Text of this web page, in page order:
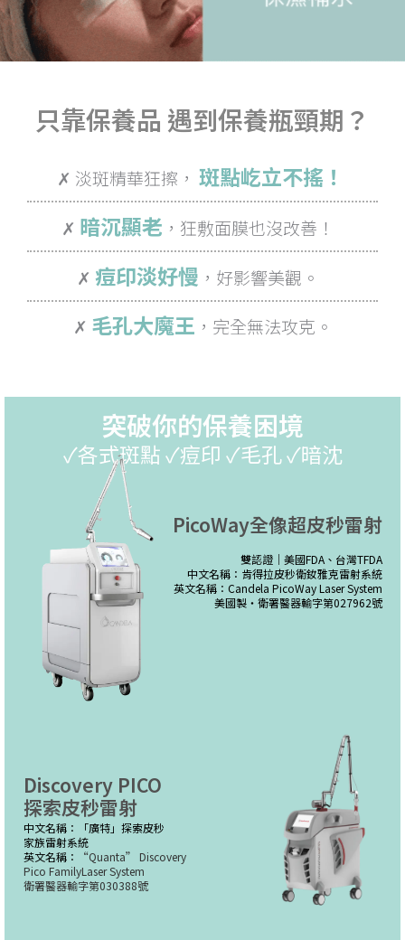
只靠保養品 遇到保養瓶頸期？
✗ 淡斑精華狂擦， 斑點屹立不搖！
✗ 暗沉顯老 ，狂敷面膜也沒改善！
✗ 痘印淡好慢 ，好影響美觀。
✗ 毛孔大魔王 ，完全無法攻克。
突破你的保養困境
✓各式斑點 ✓痘印 ✓毛孔 ✓暗沈
PicoWay全像超皮秒雷射
雙認證｜美國FDA、台灣TFDA
中文名稱：肯得拉皮秒衛釹雅克雷射系統
英文名稱：Candela PicoWay Laser System
美國製・衛署醫器輸字第027962號
Discovery PICO
探索皮秒雷射
中文名稱：「廣特」探索皮秒
家族雷射系統
英文名稱：
“Quanta” Discovery
Pico FamilyLaser System
衛署醫器輸字第030388號